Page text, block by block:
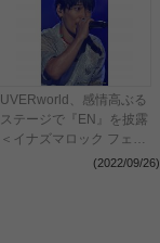
UVERworld、感情高ぶる
ステージで『EN』を披露
＜イナズマロック フェス
(2022/09/26)